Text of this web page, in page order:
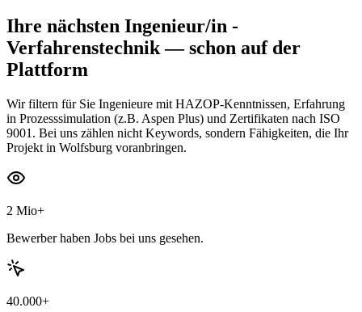
Ihre nächsten Ingenieur/in -
Verfahrenstechnik— schon auf der
Plattform
Wir filtern für Sie Ingenieure mit HAZOP-Kenntnissen, Erfahrung
in Prozesssimulation (z.B. Aspen Plus) und Zertifikaten nach ISO
9001. Bei uns zählen nicht Keywords, sondern Fähigkeiten, die Ihr
Projekt in Wolfsburg voranbringen.
2 Mio+
Bewerber haben Jobs bei uns gesehen.
40.000+